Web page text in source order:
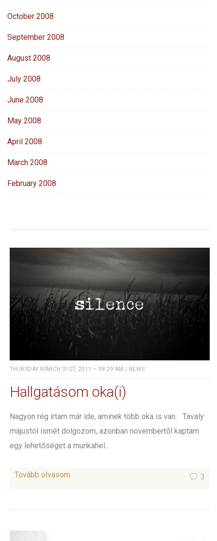
October 2008
September 2008
August 2008
July 2008
June 2008
May 2008
April 2008
March 2008
February 2008
THURSDAY MARCH 31ST, 2011 – 08:29 AM / NEWS
Hallgatásom oka(i)
Nagyon rég írtam már ide, aminek több oka is van. Tavaly
májustól ismét dolgozom, azonban novembertől kaptam
egy lehetőséget a munkahel...
Tovább olvasom 3